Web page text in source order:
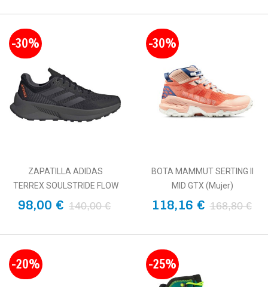
-30%
ZAPATILLA ADIDAS
TERREX SOULSTRIDE FLOW
98,00 € 140,00 €
-30%
BOTA MAMMUT SERTING II
MID GTX (Mujer)
118,16 € 168,80 €
-20% -25%